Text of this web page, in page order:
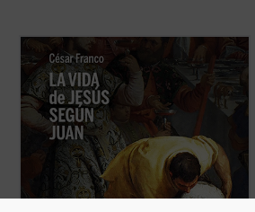
Este ensayo de Mons. César Franco
ofrece con estilo diáfano y apasionado
una introducción a la vida de Jesús
narrada en el evangelio de Juan, que
permite al lector acceder al texto sin
complicaciones. Dividido en dos partes, la
primera ...(ver ficha)